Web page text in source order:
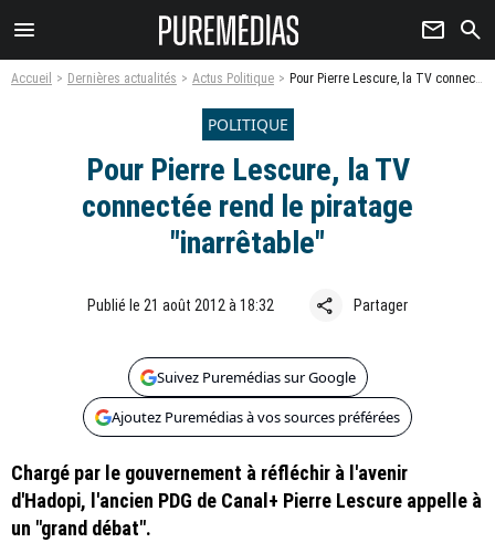
menu newsletter search
Accueil Dernières actualités Actus Politique Pour Pierre Lescure, la TV connectée rend le piratage "inarrêtable"
POLITIQUE
Pour Pierre Lescure, la TV
connectée rend le piratage
"inarrêtable"
Publié le 21 août 2012 à 18:32 share Partager
Suivez Puremédias sur Google
Ajoutez Puremédias à vos sources préférées
Chargé par le gouvernement à réfléchir à l'avenir
d'Hadopi, l'ancien PDG de Canal+ Pierre Lescure appelle à
un "grand débat".